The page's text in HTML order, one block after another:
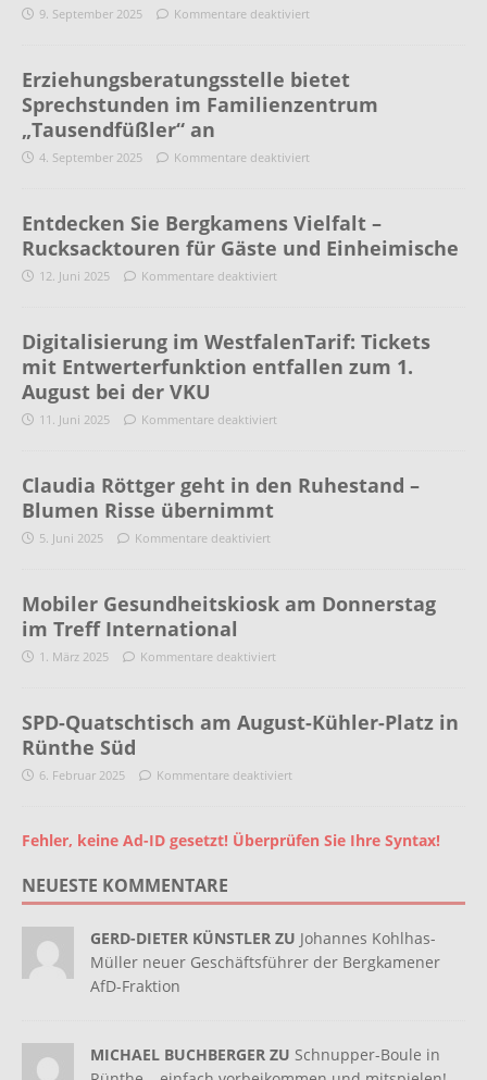
9. September 2025 Kommentare deaktiviert
Erziehungsberatungsstelle bietet
Sprechstunden im Familienzentrum
„Tausendfüßler“ an
4. September 2025 Kommentare deaktiviert
Entdecken Sie Bergkamens Vielfalt –
Rucksacktouren für Gäste und Einheimische
12. Juni 2025 Kommentare deaktiviert
Digitalisierung im WestfalenTarif: Tickets
mit Entwerterfunktion entfallen zum 1.
August bei der VKU
11. Juni 2025 Kommentare deaktiviert
Claudia Röttger geht in den Ruhestand –
Blumen Risse übernimmt
5. Juni 2025 Kommentare deaktiviert
Mobiler Gesundheitskiosk am Donnerstag
im Treff International
1. März 2025 Kommentare deaktiviert
SPD-Quatschtisch am August-Kühler-Platz in
Rünthe Süd
6. Februar 2025 Kommentare deaktiviert
Fehler, keine Ad-ID gesetzt! Überprüfen Sie Ihre Syntax!
NEUESTE KOMMENTARE
GERD-DIETER KÜNSTLER ZU Johannes Kohlhas-
Müller neuer Geschäftsführer der Bergkamener
AfD-Fraktion
MICHAEL BUCHBERGER ZU Schnupper-Boule in